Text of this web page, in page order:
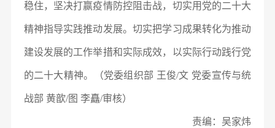
稳住，坚决打赢疫情防控阻击战，切实用党的二十大
精神指导实践推动发展。切实把学习成果转化为推动
建设发展的工作举措和实际成效，以实际行动践行党
的二十大精神。（党委组织部 王俊/文 党委宣传与统
战部 黄歆/图 李矗/审核）
责编：吴家炜